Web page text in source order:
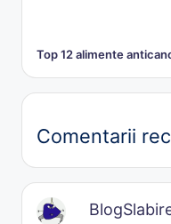
Top 12 alimente
Comentarii